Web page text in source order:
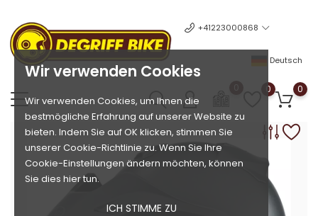
Wir verwenden Cookies
Wir verwenden Cookies, um Ihnen die
bestmögliche Erfahrung auf unserer Website zu
bieten. Indem Sie auf OK klicken, stimmen Sie
unserer Cookie-Richtlinie zu. Wenn Sie Ihre
Cookie-Einstellungen ändern möchten, können
Sie dies hier tun.
ICH STIMME ZU
+41223000868
Deutsch
0 0